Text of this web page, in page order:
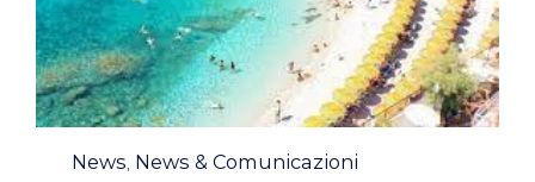
Category
News, News & Comunicazioni